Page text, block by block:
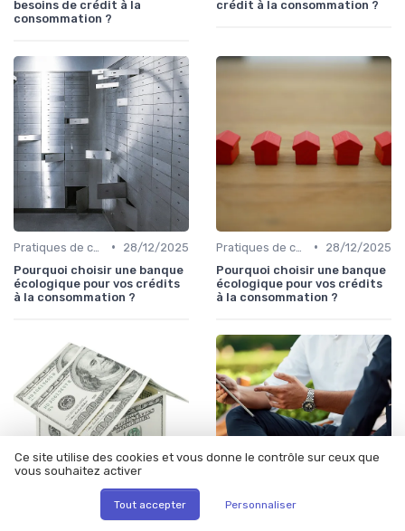
besoins de crédit à la
consommation ?
crédit à la consommation ?
•
28/12/2025
Pourquoi choisir une banque
écologique pour vos crédits
à la consommation ?
•
28/12/2025
Pourquoi choisir une banque
écologique pour vos crédits
à la consommation ?
•
Ce site utilise des cookies et vous donne le contrôle sur ceux que
vous souhaitez activer
Tout accepter Personnaliser